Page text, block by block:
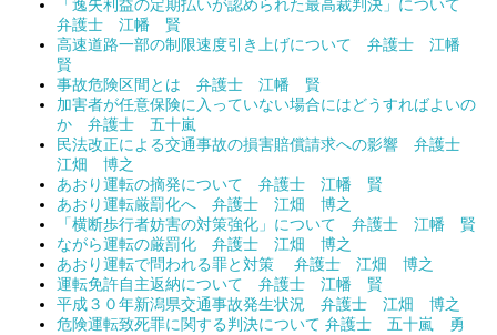
「逸失利益の定期払いが認められた最高裁判決」について
弁護士 江幡 賢
高速道路一部の制限速度引き上げについて 弁護士 江幡
賢
事故危険区間とは 弁護士 江幡 賢
加害者が任意保険に入っていない場合にはどうすればよいの
か 弁護士 五十嵐
民法改正による交通事故の損害賠償請求への影響 弁護士
江畑 博之
あおり運転の摘発について 弁護士 江幡 賢
あおり運転厳罰化へ 弁護士 江畑 博之
「横断歩行者妨害の対策強化」について 弁護士 江幡 賢
ながら運転の厳罰化 弁護士 江畑 博之
あおり運転で問われる罪と対策 弁護士 江畑 博之
運転免許自主返納について 弁護士 江幡 賢
平成３０年新潟県交通事故発生状況 弁護士 江畑 博之
危険運転致死罪に関する判決について 弁護士 五十嵐 勇